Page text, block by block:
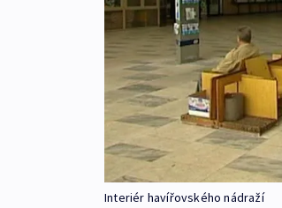
Interiér havířovského nádraží